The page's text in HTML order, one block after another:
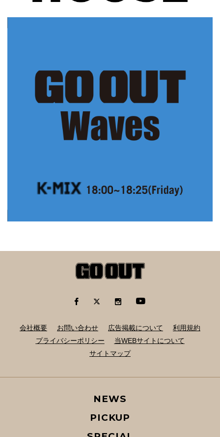
会社概要 お問い合わせ 広告掲載について
利用規約
プライバシーポリシー
当WEBサイトについて
サイトマップ
NEWS
PICKUP